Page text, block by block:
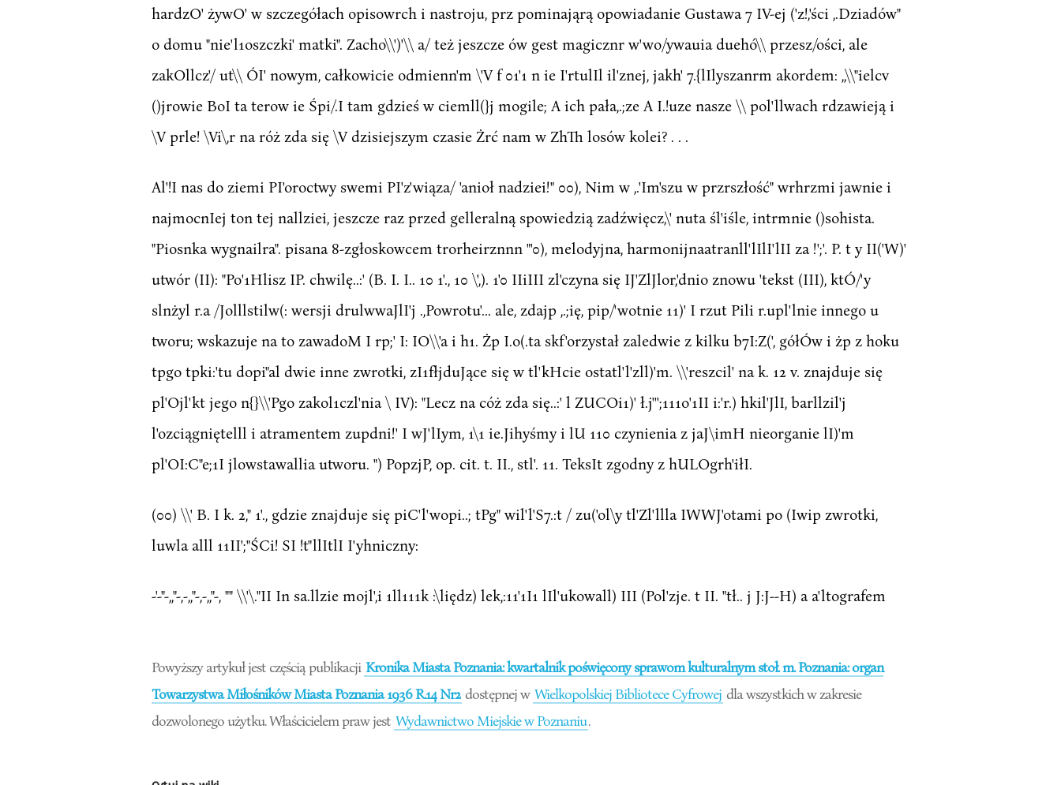
hardzO' żywO' w szczegółach opisowrch i nastroju, prz pominająrą opowiadanie Gustawa 7 IV-ej ('z!,'ści ,.Dziadów"
o domu "nie'l1oszczki' matki". Zacho\\')'\\ a/ też jeszcze ów gest magicznr w'wo/ywauia duehó\\ przesz/ości, ale
zakOllcz'/ ut\\ ÓI' nowym, całkowicie odmienn'm \'V f 01'1 n ie I'rtulIl il'znej, jakh' 7.{lIlyszanrm akordem: ,,\\"ielcv
()jrowie BoI ta terow ie Śpi/.I tam gdzieś w ciemll(}j mogile; A ich pała,.;ze A I.!uze nasze \\ pol'llwach rdzawieją i
\V prle! \Vi\,r na róż zda się \V dzisiejszym czasie Żrć nam w ZhTh losów kolei? . . .
Al'!I nas do ziemi PI'oroctwy swemi PI'z'wiąza/ 'anioł nadziei!" 00), Nim w ,.'Im'szu w przrszłość" wrhrzmi jawnie i
najmocnIej ton tej nallziei, jeszcze raz przed gelleralną spowiedzią zadźwięcz,\' nuta śl'iśle, intrmnie ()sohista.
"Piosnka wygnailra". pisana 8-zgłoskowcem trorheirznnn "'0), melodyjna, harmonijnaatranll'lIlI'lII za !';'. P. t y II('W)'
utwór (II): "Po'1Hlisz IP. chwilę..:' (B. I. I.. 10 1'., 10 \',). 1'0 IIiIII zl'czyna się IJ'ZlJlor,'dnio znowu 'tekst (III), ktÓ/'y
slnżyl r.a /Jolllstilw(: wersji drulwwaJlI'j .,Powrotu'... ale, zdajp ,.;ię, pip/'wotnie 11)' I rzut Pili r.upl'lnie innego u
tworu; wskazuje na to zawadoM I rp;' I: IO\\'a i h1. Żp I.o(.ta skf'orzystał zaledwie z kilku b7I:Z(', gółÓw i żp z hoku
tpgo tpki:'tu dopi"al dwie inne zwrotki, zI1fłjduJące się w tl'kHcie ostatl'l'zll)'m. \\'reszcil' na k. 12 v. znajduje się
pl'Ojl'kt jego n{}\\'Pgo zakol1czl'nia \ IV): "Lecz na cóż zda się..:' l ZUCOi1)' ł.j''';111o'1II i:'r.) hkil'JlI, barllzil'j
l'ozciągniętelll i atramentem zupdni!' I wJ'lIym, 1\1 ie.Jihyśmy i lU 110 czynienia z jaJ\imH nieorganie lI)'m
pl'OI:C"e;1I jlowstawallia utworu. ") PopzjP, op. cit. t. II., stl'. 11. TeksIt zgodny z hULOgrh'iłI.
(00) \\' B. I k. 2," 1'., gdzie znajduje się piC'l'wopi..; tPg" wil'l'S7.:t / zu('ol\y tl'Zl'llla IWWJ'otami po (Iwip zwrotki,
luwla alll 11II';"ŚCi! SI !t"llItlI I'yhniczny:
-'-"-,,"-,-,,"-,-,,"-, "" \\'\."II In sa.llzie mojl',i 1ll111k :\liędz) lek,:11'1I1 lIl'ukowall) III (Pol'zje. t II. "tł.. j J:J--H) a a'ltografem
Powyższy artykuł jest częścią publikacji Kronika Miasta Poznania: kwartalnik poświęcony sprawom kulturalnym stoł. m. Poznania: organ
Towarzystwa Miłośników Miasta Poznania 1936 R.14 Nr2 dostępnej w Wielkopolskiej Bibliotece Cyfrowej dla wszystkich w zakresie
dozwolonego użytku. Właścicielem praw jest Wydawnictwo Miejskie w Poznaniu.